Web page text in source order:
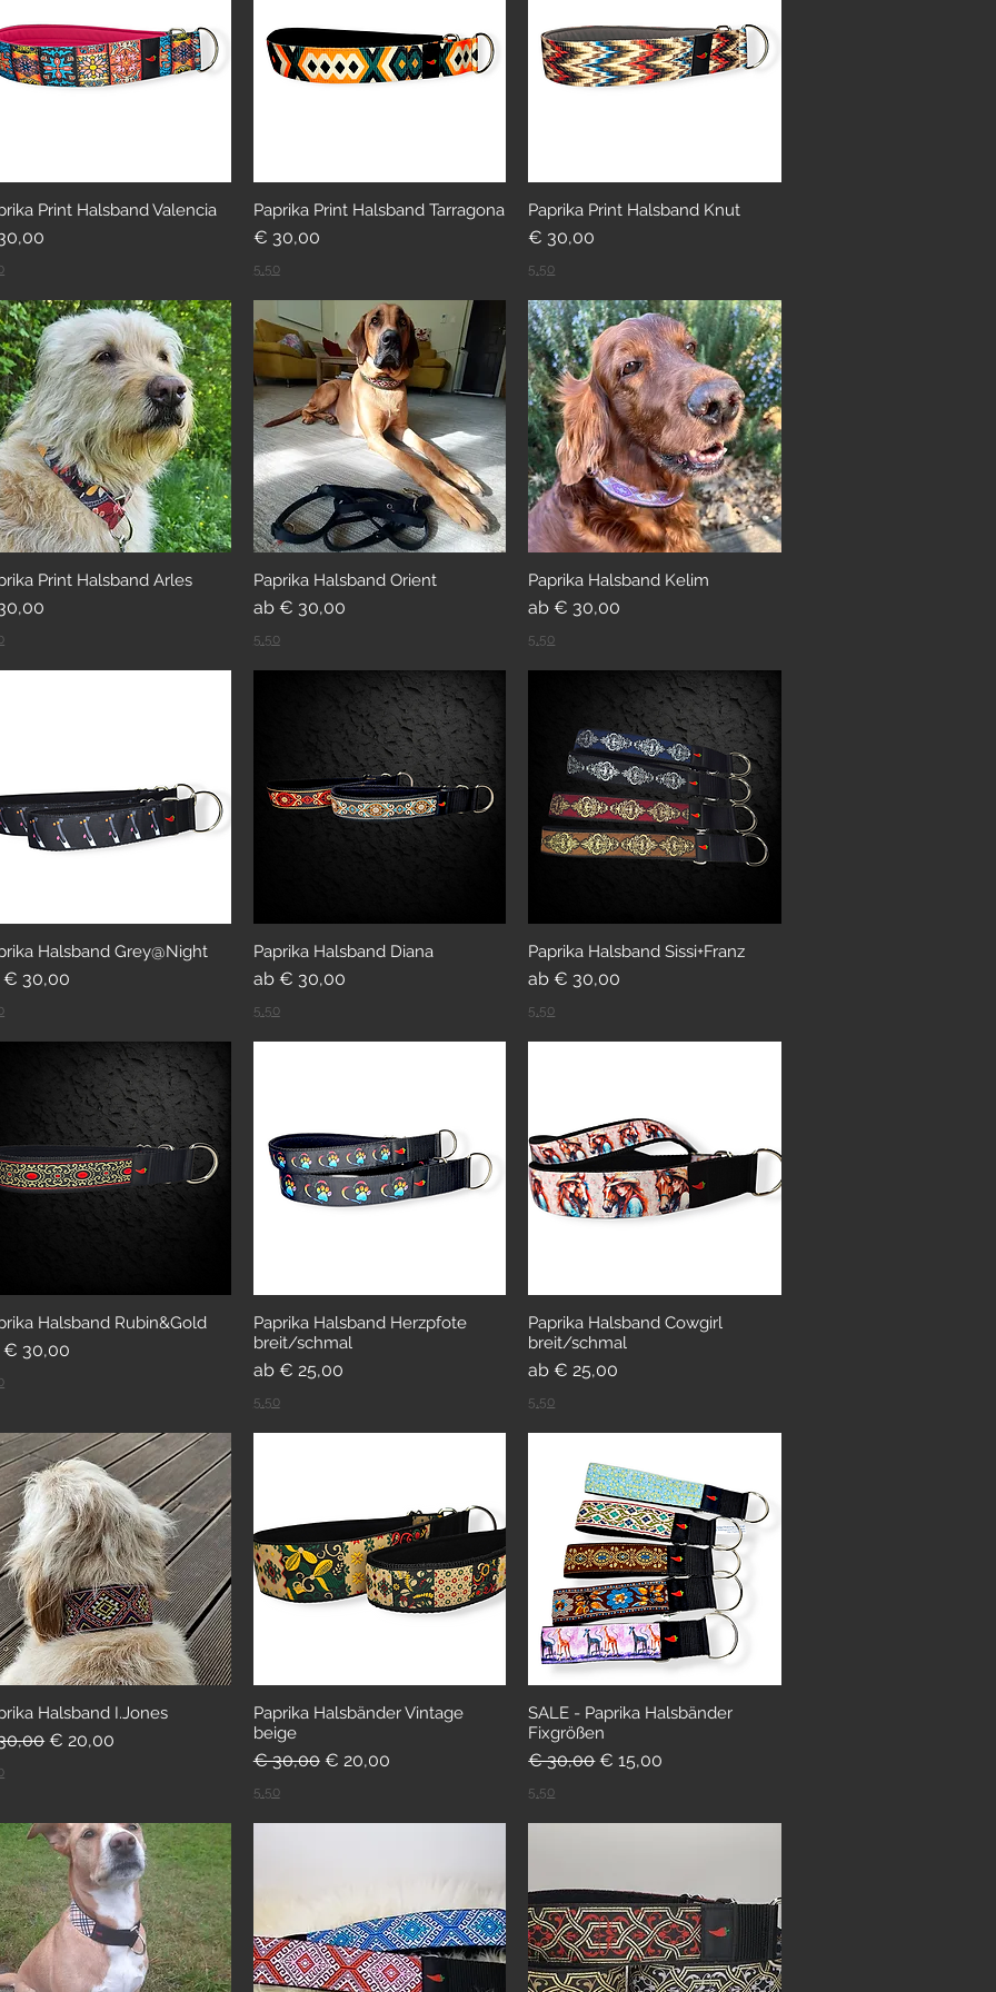
Print Halsband Valencia Paprika Print Halsband Tarragona
Preis
€ 30,00
5,50
Paprika Print Halsband Knut
Preis
€ 30,00
5,50
Print Halsband Arles Paprika Halsband Orient
ab € 30,00
Sale-Preis
5,50
Paprika Halsband Kelim
ab€ 30,00
Sale-Preis
5,50
Halsband Grey@Night
€ 30,00
Preis
Paprika Halsband Diana
ab € 30,00
Sale-Preis
5,50
Paprika Halsband Sissi+Franz
ab€ 30,00
Sale-Preis
5,50
Halsband Rubin&Gold
€ 30,00
Preis
Paprika Halsband Herzpfote
breit/schmal
ab € 25,00
Sale-Preis
5,50
Paprika Halsband Cowgirl
breit/schmal
ab€ 25,00
Sale-Preis
5,50
Halsband I.Jones
Sale-Preis
€ 20,00
Paprika Halsbänder Vintage
beige
Standardpreis
€ 30,00 Sale-Preis
€ 20,00
5,50
SALE - Paprika Halsbänder
Fixgrößen
Standardpreis
€ 30,00Sale-Preis
€ 15,00
5,50